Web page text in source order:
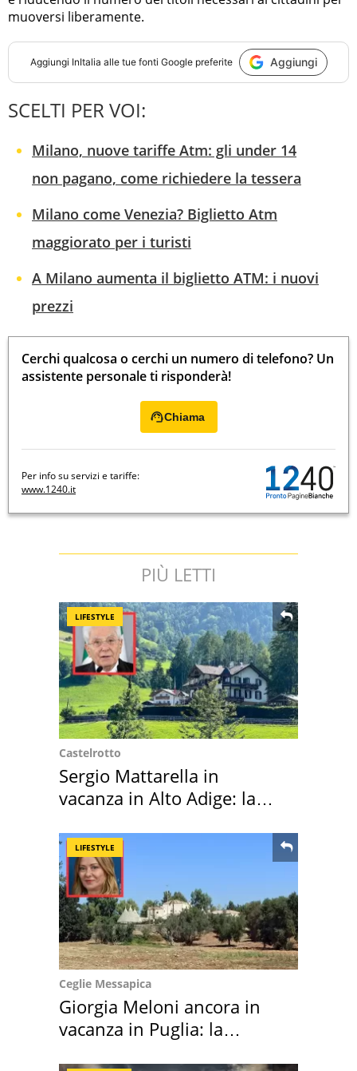
muoversi liberamente.
Aggiungi InItalia alle tue fonti Google preferite Aggiungi
SCELTI PER VOI:
Milano, nuove tariffe Atm: gli under 14
non pagano, come richiedere la tessera
Milano come Venezia? Biglietto Atm
maggiorato per i turisti
A Milano aumenta il biglietto ATM: i nuovi
prezzi
Cerchi qualcosa o cerchi un numero di telefono? Un
assistente personale ti risponderà!
Chiama
Per info su servizi e tariffe:
www.1240.it
PIÙ LETTI
LIFESTYLE
Castelrotto
Sergio Mattarella in
vacanza in Alto Adige: la
LIFESTYLE
Ceglie Messapica
Giorgia Meloni ancora in
vacanza in Puglia: la